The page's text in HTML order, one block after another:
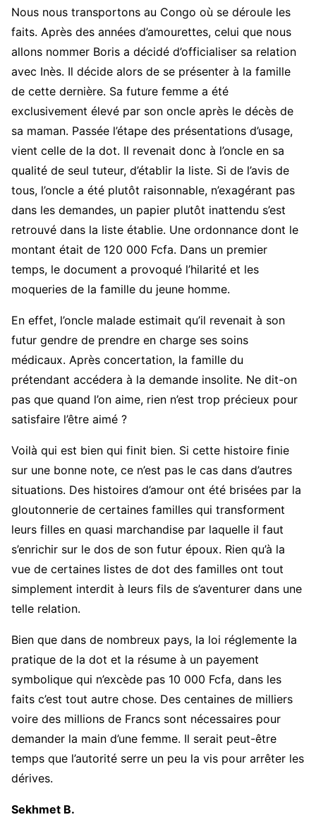
Nous nous transportons au Congo où se déroule les
faits. Après des années d’amourettes, celui que nous
allons nommer Boris a décidé d’officialiser sa relation
avec Inès. Il décide alors de se présenter à la famille
de cette dernière. Sa future femme a été
exclusivement élevé par son oncle après le décès de
sa maman. Passée l’étape des présentations d’usage,
vient celle de la dot. Il revenait donc à l’oncle en sa
qualité de seul tuteur, d’établir la liste. Si de l’avis de
tous, l’oncle a été plutôt raisonnable, n’exagérant pas
dans les demandes, un papier plutôt inattendu s’est
retrouvé dans la liste établie. Une ordonnance dont le
montant était de 120 000 Fcfa. Dans un premier
temps, le document a provoqué l’hilarité et les
moqueries de la famille du jeune homme.
En effet, l’oncle malade estimait qu’il revenait à son
futur gendre de prendre en charge ses soins
médicaux. Après concertation, la famille du
prétendant accédera à la demande insolite. Ne dit-on
pas que quand l’on aime, rien n’est trop précieux pour
satisfaire l’être aimé ?
Voilà qui est bien qui finit bien. Si cette histoire finie
sur une bonne note, ce n’est pas le cas dans d’autres
situations. Des histoires d’amour ont été brisées par la
gloutonnerie de certaines familles qui transforment
leurs filles en quasi marchandise par laquelle il faut
s’enrichir sur le dos de son futur époux. Rien qu’à la
vue de certaines listes de dot des familles ont tout
simplement interdit à leurs fils de s’aventurer dans une
telle relation.
Bien que dans de nombreux pays, la loi réglemente la
pratique de la dot et la résume à un payement
symbolique qui n’excède pas 10 000 Fcfa, dans les
faits c’est tout autre chose. Des centaines de milliers
voire des millions de Francs sont nécessaires pour
demander la main d’une femme. Il serait peut-être
temps que l’autorité serre un peu la vis pour arrêter les
dérives.
Sekhmet B.